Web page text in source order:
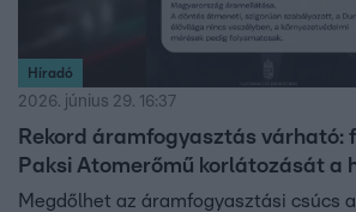
Híradó
2026. június 29. 16:37
Rekord áramfogyasztás várható:
Paksi Atomerőmű korlátozását a
Megdőlhet az áramfogyasztási csúcs